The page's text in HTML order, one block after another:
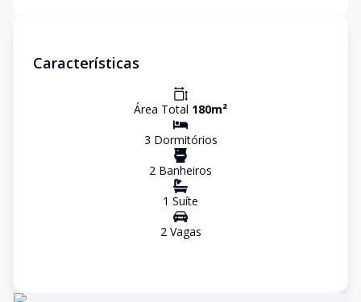
Características
Área Total 180m²
3 Dormitórios
2 Banheiros
1 Suíte
2Vagas